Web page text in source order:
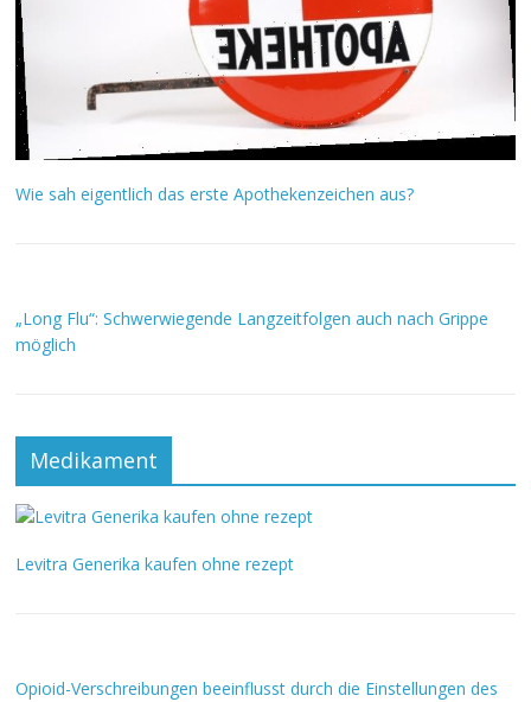
Wie sah eigentlich das erste Apothekenzeichen aus?
„Long Flu“: Schwerwiegende Langzeitfolgen auch nach Grippe
möglich
Medikament
Levitra Generika kaufen ohne rezept
Opioid-Verschreibungen beeinflusst durch die Einstellungen des